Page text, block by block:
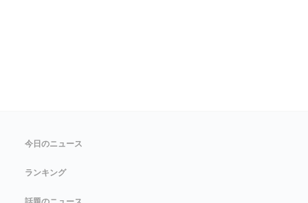
今日のニュース
ランキング